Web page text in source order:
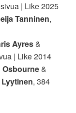
| Like 2025
Tanninen,
Ayres&
| Like 2014
Osbourne&
Lyytinen, 384